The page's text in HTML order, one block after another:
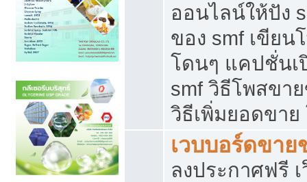
ออนไลน์ให้ปัง
ของ smf เขียน
โดนๆ แคปชั่นเ
smf วิธีโพสขา
วิธีเพิ่มยอดขาย
เวบบอร์ดขา
ลงประกาศฟรี